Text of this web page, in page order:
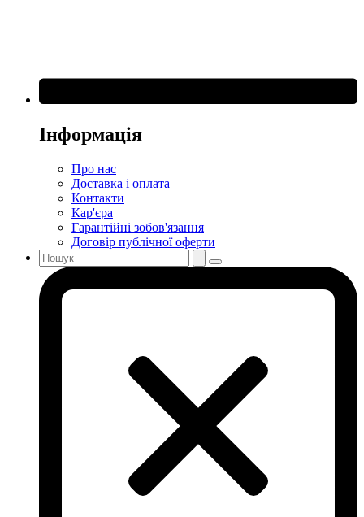
Інформація
Про нас
Доставка і оплата
Контакти
Кар'єра
Гарантійні зобов'язання
Договір публічної оферти